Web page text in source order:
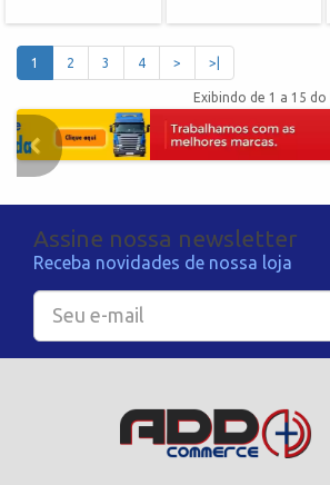
1 2 3 4 > >|
Exibindo de 1 a 15
Assine nossa newsletter
Receba novidades de nossa loja